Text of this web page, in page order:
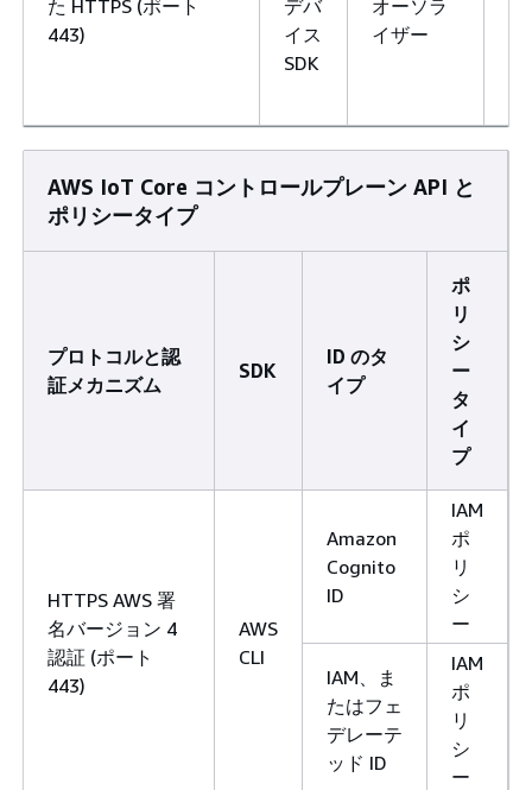
た HTTPS (ポート
443)
デバ
イス
SDK
オーソラ
イザー
AWS IoT Core コントロールプレーン API と
ポリシータイプ
プロトコルと認
証メカニズム
SDK
ID のタ
イプ
ポ
リ
シ
ー
タ
イ
プ
HTTPS AWS 署
名バージョン 4
認証 (ポート
443)
AWS
CLI
Amazon
Cognito
ID
IAM
ポ
リ
シ
ー
IAM、ま
たはフェ
デレーテ
ッド ID
IAM
ポ
リ
シ
ー